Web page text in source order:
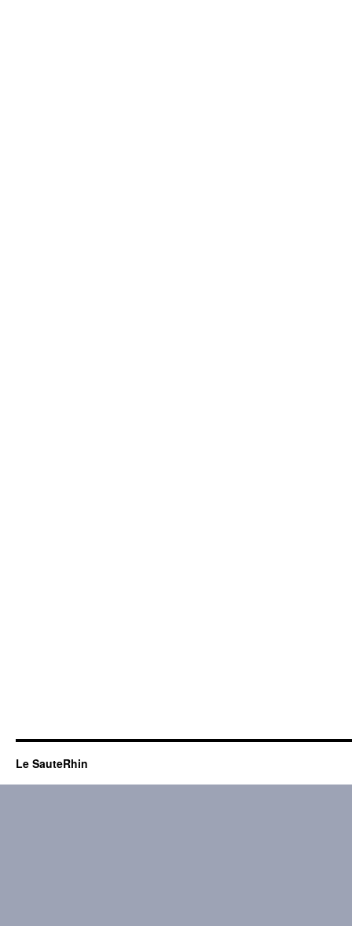
Le SauteRhin